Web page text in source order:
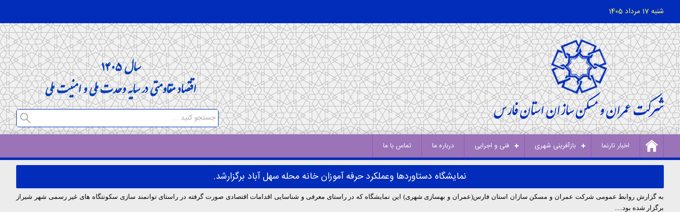
شنبه 17 مرداد 1405
اخبار تارنما بازآفرینی شهری فنی و اجرایی درباره ما تماس با ما
نمایشگاه دستاوردها وعملکرد حرفه آموزان خانه محله سهل آباد برگزارشد.
به گزارش روابط عمومی شرکت عمران و مسکن سازان استان فارس(عمران و بهسازی شهری) این نمایشگاه که در راستای معرفی و شناسایی اقدامات اقتصادی صورت گرفته در راستای توانمند سازی سکونتگاه های غیر رسمی شهر شیراز
برگزار شده بود.....